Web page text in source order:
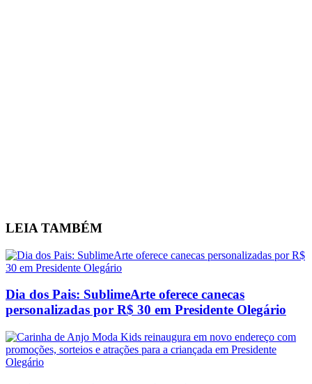
LEIA TAMBÉM
Dia dos Pais: SublimeArte oferece canecas
personalizadas por R$ 30 em Presidente Olegário